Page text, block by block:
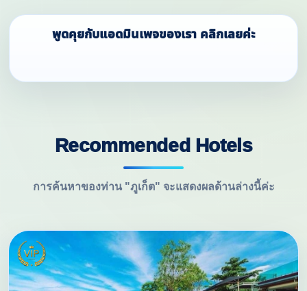
พูดคุยกับแอดมินเพจของเรา คลิกเลยค่ะ
Recommended Hotels
การค้นหาของท่าน "ภูเก็ต" จะแสดงผลด้านล่างนี้ค่ะ